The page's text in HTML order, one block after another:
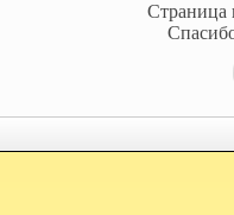
Страница